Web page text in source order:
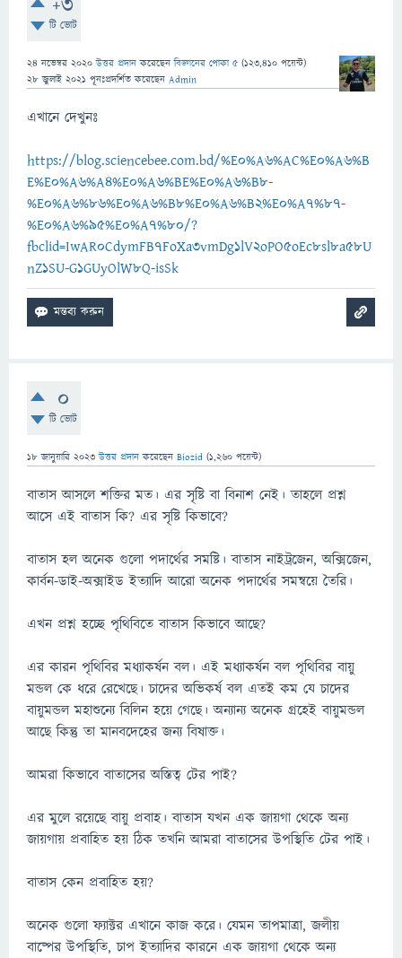
টি ভোট
24 নভেম্বর 2020 উত্তর প্রদান করেছেনবিজ্ঞানের পোকা ৫ (123,410 পয়েন্ট)
28 জুলাই 2021 পূনঃপ্রদর্শিত করেছেন Admin
এখানে দেখুনঃ
https://blog.sciencebee.com.bd/%E0%A6%AC%E0%A6%B
E%E0%A6%A4%E0%A6%BE%E0%A6%B8-
%E0%A6%86%E0%A6%B8%E0%A6%B2%E0%A7%87-
%E0%A6%95%E0%A7%80/?
fbclid=IwAR0CdymFB7FoXa3vmDg1lV2oPO5oEc8sl8a58U
nZ1SU-G1GUyOlW8Q-isSk
0
টি ভোট
18 জানুয়ারি 2023 উত্তর প্রদান করেছেন Biozid (1,260 পয়েন্ট)
বাতাস আসলে শক্তির মত। এর সৃষ্টি বা বিনাশ নেই। তাহলে প্রশ্ন
আসে এই বাতাস কি? এর সৃষ্টি কিভাবে?
বাতাস হল অনেক গুলো পদার্থের সমষ্টি। বাতাস নাইট্রজেন, অক্সিজেন,
কার্বন-ডাই-অক্সাইড ইত্যাদি আরো অনেক পদার্থের সমন্বয়ে তৈরি।
এখন প্রশ্ন হচ্ছে পৃথিবিতে বাতাস কিভাবে আছে?
এর কারন পৃথিবির মধ্যাকর্ষন বল। এই মধ্যাকর্ষন বল পৃথিবির বায়ু
মন্ডল কে ধরে রেখেছে। চাদের অভিকর্ষ বল এতই কম যে চাদের
বায়ুমন্ডল মহাশুন্যে বিলিন হয়ে গেছে। অন্যান্য অনেক গ্রহেই বায়ুমন্ডল
আছে কিন্তু তা মানবদেহের জন্য বিষাক্ত।
আমরা কিভাবে বাতাসের অস্তিত্ব টের পাই?
এর মুলে রয়েছে বায়ু প্রবাহ। বাতাস যখন এক জায়গা থেকে অন্য
জায়গায় প্রবাহিত হয় ঠিক তখনি আমরা বাতাসের উপস্থিতি টের পাই।
বাতাস কেন প্রবাহিত হয়?
অনেক গুলো ফ্যাক্টর এখানে কাজ করে। যেমন তাপমাত্রা, জলীয়
বাষ্পের উপস্থিতি, চাপ ইত্যাদির কারনে এক জায়গা থেকে অন্য